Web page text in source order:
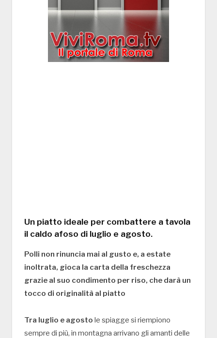
Un piatto ideale per combattere a tavola
il caldo afoso di luglio e agosto.
Polli non rinuncia mai al gusto e, a estate
inoltrata, gioca la carta della freschezza
grazie al suo condimento per riso, che darà un
tocco di originalità al piatto
Tra luglio e agosto le spiagge si riempiono
sempre di più, in montagna arrivano gli amanti delle